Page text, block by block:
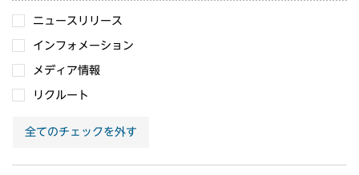
ニュースリリース
インフォメーション
メディア情報
リクルート
全てのチェックを外す